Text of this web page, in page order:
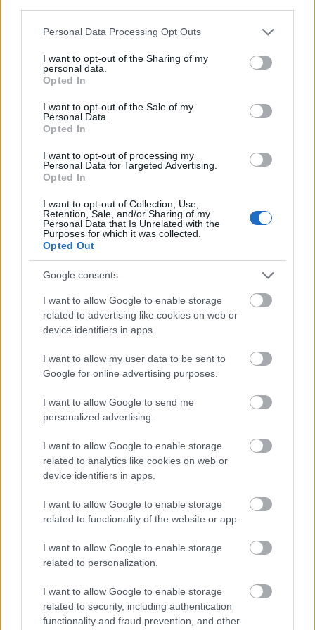
Please note that this website/app uses one or more Google
not limited to your visit or usage behaviour. You may click to
grant or deny consent to Google and its third-party tags to
use your data for below specified purposes in below Google
consent section.
Personal Data Processing Opt Outs
I want to opt-out of the Sharing of my
personal data.
Opted In
I want to opt-out of the Sale of my
Personal Data.
Opted In
I want to opt-out of processing my
Personal Data for Targeted Advertising.
Opted In
I want to opt-out of Collection, Use,
Retention, Sale, and/or Sharing of my
Personal Data that Is Unrelated with the
Purposes for which it was collected.
Opted Out
Google consents
I want to allow Google to enable storage
related to advertising like cookies on web or
device identifiers in apps.
I want to allow my user data to be sent to
Google for online advertising purposes.
I want to allow Google to send me
personalized advertising.
I want to allow Google to enable storage
related to analytics like cookies on web or
device identifiers in apps.
I want to allow Google to enable storage
related to functionality of the website or app.
I want to allow Google to enable storage
related to personalization.
I want to allow Google to enable storage
related to security, including authentication
functionality and fraud prevention, and other
De az orosz lapok még erre is képesek voltak